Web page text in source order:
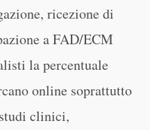
ricezione di
a FAD/ECM
la percentuale
online soprattutto
clinici,